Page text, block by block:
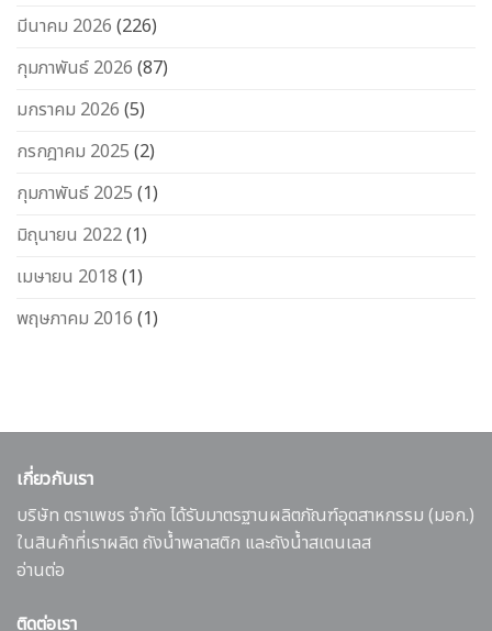
มีนาคม 2026 (226)
กุมภาพันธ์ 2026 (87)
มกราคม 2026 (5)
กรกฎาคม 2025 (2)
กุมภาพันธ์ 2025 (1)
มิถุนายน 2022(1)
เมษายน 2018 (1)
พฤษภาคม 2016 (1)
เกี่ยวกับเรา
บริษัท ตราเพชร จำกัด ได้รับมาตรฐานผลิตภัณฑ์อุตสาหกรรม (มอก.)
ในสินค้าที่เราผลิต ถังน้ำพลาสติก และถังน้ำสเตนเลส
อ่านต่อ
ติดต่อเรา